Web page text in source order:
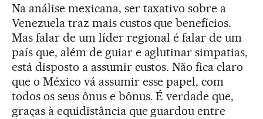
Na análise mexicana, ser taxativo sobre a
Venezuela traz mais custos que benefícios.
Mas falar de um líder regional é falar de um
país que, além de guiar e aglutinar simpatias,
está disposto a assumir custos. Não fica claro
que o México vá assumir esse papel, com
todos os seus ônus e bônus. É verdade que,
graças à equidistância que guardou entre